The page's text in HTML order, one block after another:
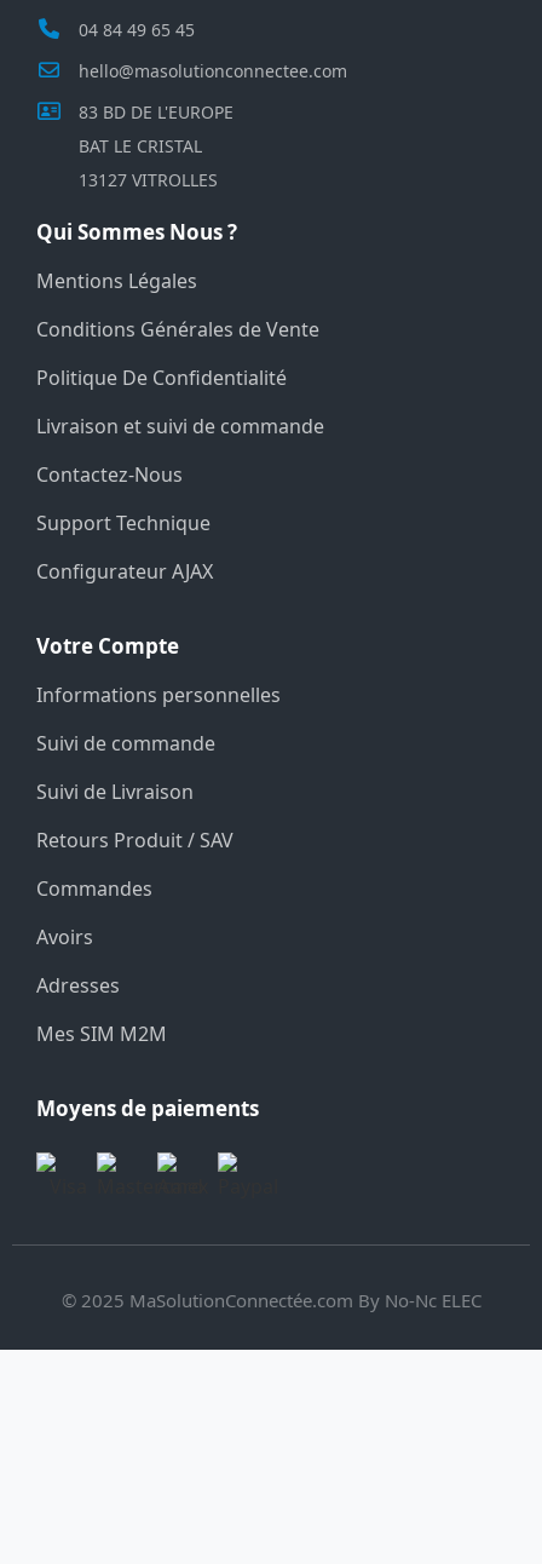
04 84 49 65 45
hello@masolutionconnectee.com
83 BD DE L'EUROPE
BAT LE CRISTAL
13127 VITROLLES
Qui Sommes Nous ?
Mentions Légales
Conditions Générales de Vente
Politique De Confidentialité
Livraison et suivi de commande
Contactez-Nous
Support Technique
Configurateur AJAX
Votre Compte
Informations personnelles
Suivi de commande
Suivi de Livraison
Retours Produit / SAV
Commandes
Avoirs
Adresses
Mes SIM M2M
Moyens de paiements
© 2025 MaSolutionConnectée.com By No-Nc ELEC